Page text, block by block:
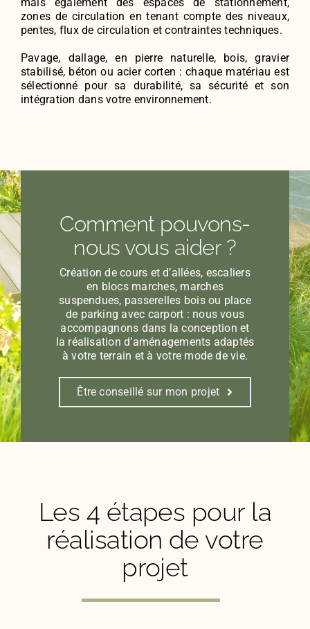
zones de circulation en tenant compte des niveaux,
pentes, flux de circulation et contraintes techniques.
Pavage, dallage, en pierre naturelle, bois, gravier
stabilisé, béton ou acier corten : chaque matériau est
sélectionné pour sa durabilité, sa sécurité et son
intégration dans votre environnement.
Comment pouvons-
nous vous aider ?
Création de cours et d’allées, escaliers
en blocs marches, marches
suspendues, passerelles bois ou place
de parking avec carport : nous vous
accompagnons dans la conception et
la réalisation d’aménagements adaptés
à votre terrain et à votre mode de vie.
Être conseillé sur mon projet
Les 4 étapes pour la
réalisation de votre
projet